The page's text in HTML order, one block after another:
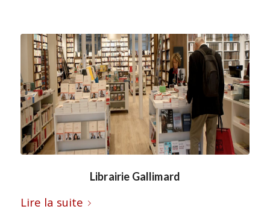
Librairie Gallimard
Lire la suite